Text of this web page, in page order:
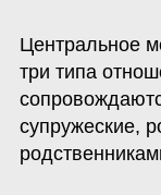
Центральное
три типа
супружеские,